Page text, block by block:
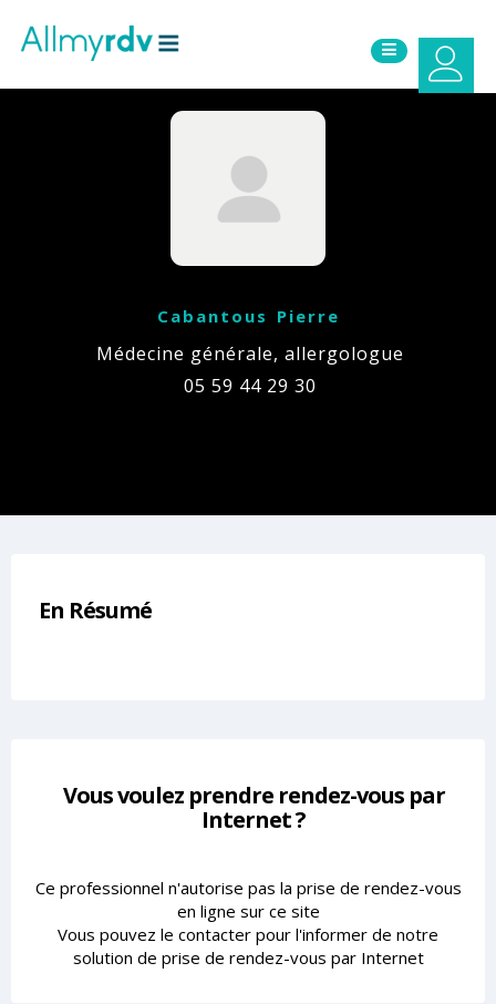
Cabantous Pierre
Médecine générale, allergologue
05 59 44 29 30
En Résumé
Vous voulez prendre rendez-vous par
Internet ?
Ce professionnel n'autorise pas la prise de rendez-vous
en ligne sur ce site
Vous pouvez le contacter pour l'informer de notre
solution de prise de rendez-vous par Internet